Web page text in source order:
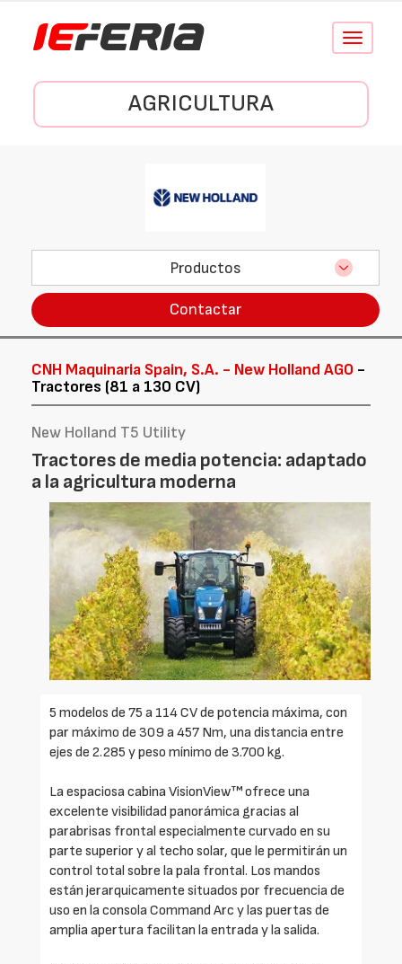
Conmutar
AGRICULTURA
Productos
Contactar
CNH Maquinaria Spain, S.A. - New Holland AG0 -
Tractores (81 a 130 CV)
New Holland T5 Utility
Tractores de media potencia: adaptado
a la agricultura moderna
5 modelos de 75 a 114 CV de potencia máxima, con
par máximo de 309 a 457 Nm, una distancia entre
ejes de 2.285 y peso mínimo de 3.700 kg.
La espaciosa cabina VisionView™ ofrece una
excelente visibilidad panorámica gracias al
parabrisas frontal especialmente curvado en su
parte superior y al techo solar, que le permitirán un
control total sobre la pala frontal. Los mandos
están jerarquicamente situados por frecuencia de
uso en la consola Command Arc y las puertas de
amplia apertura facilitan la entrada y la salida.